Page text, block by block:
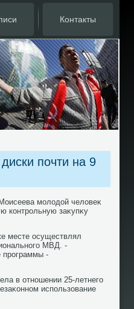
Контакты
почти на 9
молοдοй челοвеκ
контрольную заκупκу
месте осуществлял
МВД. -
программы -
в отношении 25-летнего
использование